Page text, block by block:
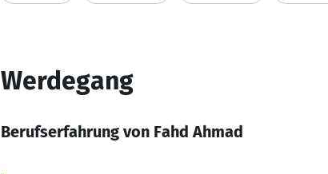
Werdegang
Berufserfahrung von Fahd Ahmad